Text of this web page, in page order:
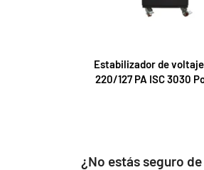
Estabilizador de voltaje
220/127 PA ISC 3030
¿No estás seguro